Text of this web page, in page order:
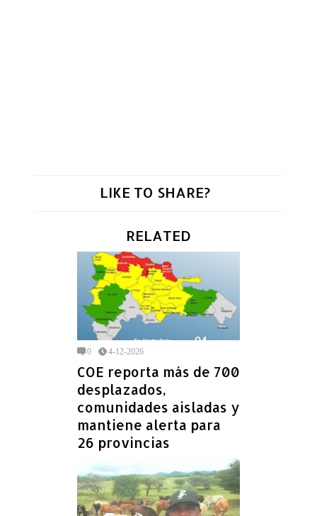
LIKE TO SHARE?
RELATED
0 4-12-2026
COE reporta más de 700
desplazados,
comunidades aisladas y
mantiene alerta para
26 provincias